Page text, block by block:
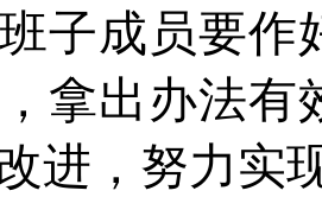
子成员要作
拿出办法有
进，努力实